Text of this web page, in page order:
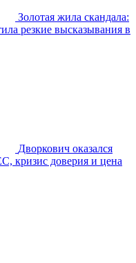
Золотая жила скандала:
резкие высказывания в
Дворкович оказался
кризис доверия и цена